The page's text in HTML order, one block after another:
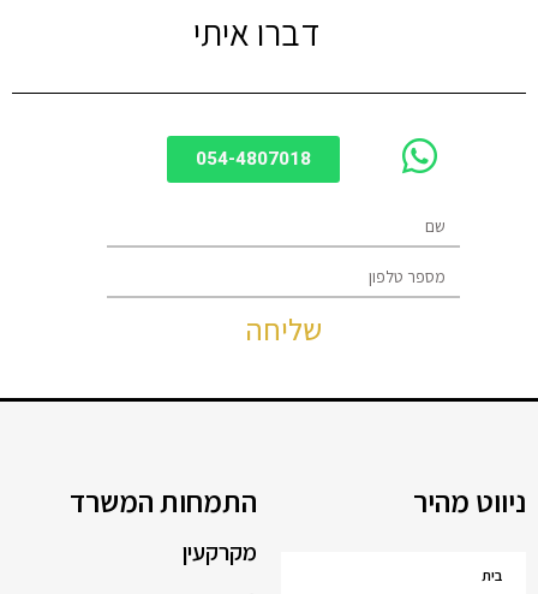
דברו איתי
054-4807018
שליחה
ניווט מהיר
בית
התמחות המשרד
מקרקעין